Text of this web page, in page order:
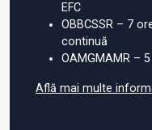
EFC
OBBCSSR – 7
continuă
OAMGMAMR –
Află mai multe